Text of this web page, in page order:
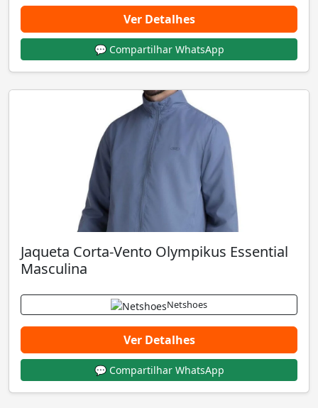
Ver Detalhes
💬 Compartilhar WhatsApp
Jaqueta Corta-Vento Olympikus Essential
Masculina
Netshoes
Ver Detalhes
💬 Compartilhar WhatsApp